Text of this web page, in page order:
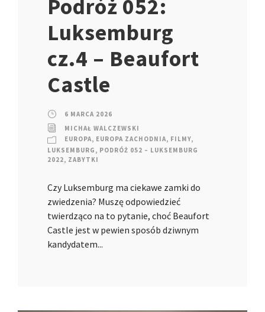
Podróż 052:
Luksemburg
cz.4 – Beaufort
Castle
6 MARCA 2026
MICHAŁ WALCZEWSKI
EUROPA, EUROPA ZACHODNIA, FILMY,
LUKSEMBURG , PODRÓŻ 052 – LUKSEMBURG
2022, ZABYTKI
Czy Luksemburg ma ciekawe zamki do
zwiedzenia? Muszę odpowiedzieć
twierdząco na to pytanie, choć Beaufort
Castle jest w pewien sposób dziwnym
kandydatem...